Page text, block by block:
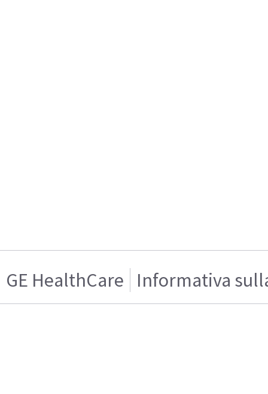
GE HealthCare Informativa